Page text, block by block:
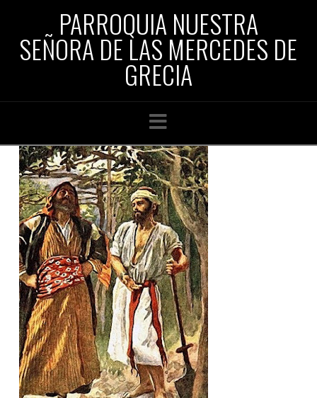
PARROQUIA NUESTRA
SEÑORA DE LAS MERCEDES DE
GRECIA
Navigation